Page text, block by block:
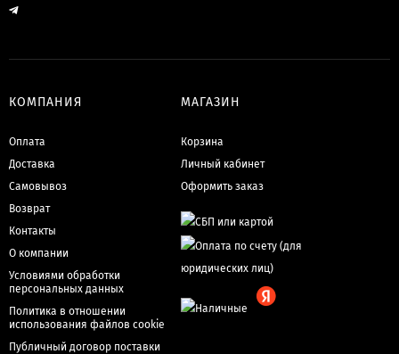
КОМПАНИЯ
Оплата
Доставка
Самовывоз
Возврат
Контакты
О компании
Условиями обработки
персональных данных
Политика в отношении
использования файлов cookie
Публичный договор поставки
МАГАЗИН
Корзина
Личный кабинет
Оформить заказ